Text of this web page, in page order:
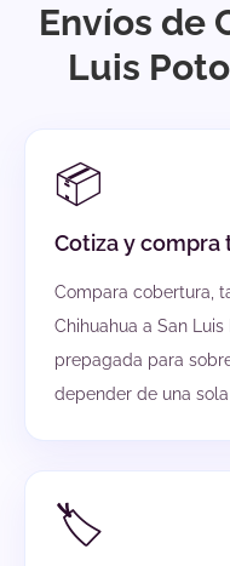
Envíos de
Luis
📦
Cotiza y compra
Compara cobertura,
Chihuahua a San
prepagada para
depender de una
🏷️